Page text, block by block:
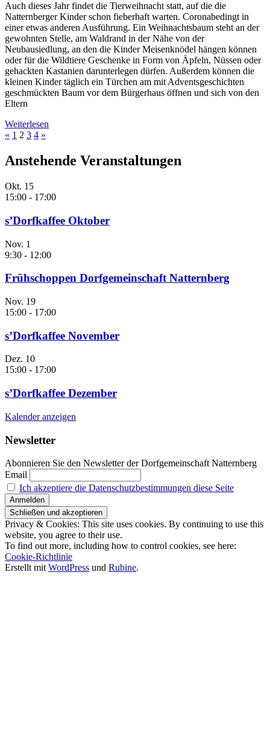
Auch dieses Jahr findet die Tierweihnacht statt, auf die die
Natternberger Kinder schon fieberhaft warten. Coronabedingt in
einer etwas anderen Ausführung. Ein Weihnachtsbaum steht an der
gewohnten Stelle, am Waldrand in der Nähe von der
Neubausiedlung, an den die Kinder Meisenknödel hängen können
oder für die Wildtiere Geschenke in Form von Äpfeln, Nüssen oder
gehackten Kastanien darunterlegen dürfen. Außerdem können die
kleinen Kinder täglich ein Türchen am mit Adventsgeschichten
geschmückten Baum vor dem Bürgerhaus öffnen und sich von den
Eltern
Weiterlesen
« 1 2 3 4 »
Anstehende Veranstaltungen
Okt. 15
15:00 - 17:00
s’Dorfkaffee Oktober
Nov. 1
9:30 - 12:00
Frühschoppen Dorfgemeinschaft Natternberg
Nov. 19
15:00 - 17:00
s’Dorfkaffee November
Dez. 10
15:00 - 17:00
s’Dorfkaffee Dezember
Kalender anzeigen
Newsletter
Abonnieren Sie den Newsletter der Dorfgemeinschaft Natternberg
Email
Ich akzeptiere die Datenschutzbestimmungen diese Seite
Privacy & Cookies: This site uses cookies. By continuing to use this
website, you agree to their use.
To find out more, including how to control cookies, see here:
Cookie-Richtlinie
Erstellt mit WordPress und Rubine.